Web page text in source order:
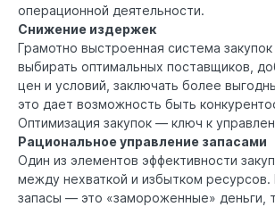
операционной деятельности.
Снижение издержек
Грамотно выстроенная система
выбирать оптимальных поставщиков,
цен и условий, заключать более
это дает возможность быть
Оптимизация закупок — ключ к
Рациональное управление запасами
Один из элементов эффективности
между нехваткой и избытком ресурсов.
запасы — это «замороженные» деньги,